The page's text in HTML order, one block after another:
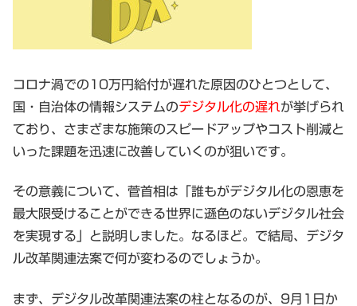
コロナ渦での10万円給付が遅れた原因のひとつとして、
国・自治体の情報システムのデジタル化の遅れ が挙げられ
ており、さまざまな施策のスピードアップやコスト削減と
いった課題を迅速に改善していくのが狙いです。
その意義について、菅首相は「誰もがデジタル化の恩恵を
最大限受けることができる世界に遜色のないデジタル社会
を実現する」と説明しました。なるほど。で結局、デジタ
ル改革関連法案で何が変わるのでしょうか。
まず、デジタル改革関連法案の柱となるのが、9月1日か